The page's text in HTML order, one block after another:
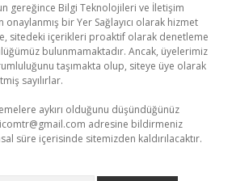
gereğince Bilgi Teknolojileri ve İletişim
onaylanmış bir Yer Sağlayıcı olarak hizmet
sitedeki içerikleri proaktif olarak denetleme
bulunmamaktadır. Ancak, üyelerimiz
taşımakta olup, siteye üye olarak
sayılırlar.
aykırı olduğunu düşündüğünüz
adresine bildirmeniz
süre içerisinde sitemizden kaldırılacaktır.